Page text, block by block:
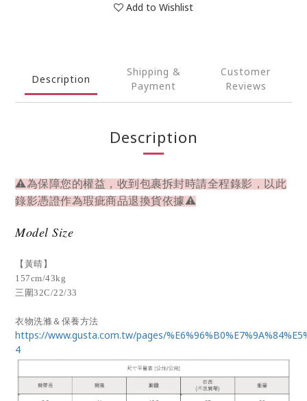
Add to Wishlist
Description
Shipping &
Payment
Customer
Reviews
Description
⚠為保障您的權益，收到包裹拆封時請全程錄影，以此
錄影憑證作為瑕疵商品退換貨依據⚠
Model Size
【黃晴】
157cm/43kg
三圍32C/22/33
衣物洗滌＆保養方法
https://www.gusta.com.tw/pages/
4